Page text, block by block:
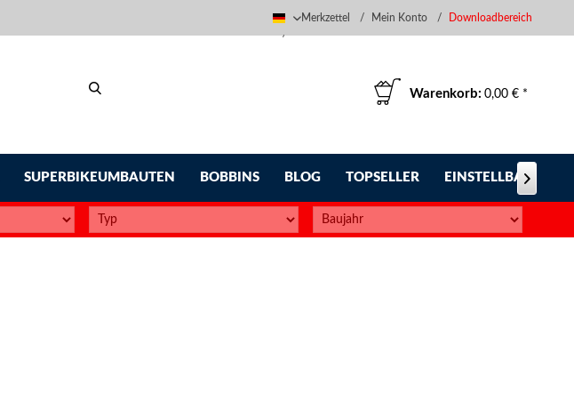
Deutsch
Merkzettel Mein Konto Downloadbereich
Warenkorb: 0,00 € *
SUPERBIKEUMBAUTEN BOBBINS BLOG TOPSELLER EINSTELLBARE
